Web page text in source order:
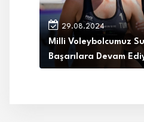
29.08.2024
Milli Voleybolcumuz
Başarılara Devam